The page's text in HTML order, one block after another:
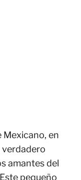
Mexicano, en
verdadero
amantes del
pequeño